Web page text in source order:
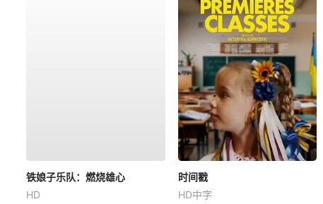
铁娘子乐队：燃烧雄心
HD
时间戳
HD中字